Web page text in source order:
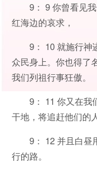
9： 9 你曾看见
红海边的哀求，
9： 10 就施行神
众民身上。你也得了
我们列祖行事狂傲。
9： 11 你又在我
干地，将追赶他们的
9： 12 并且白昼
行的路。